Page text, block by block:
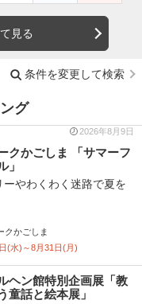
見る
条件を変更して検索
グ
2026年8月9日
クかごしま 「サマーフ
」
ーやわくわく迷路で夏を
クかごしま
(水)～8月31日(月)
ヘン館特別企画展「教
童話と絵本展」